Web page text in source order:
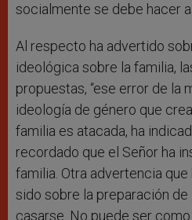
socialmente se debe hacer
Al respecto ha advertido
ideológica sobre la familia,
propuestas, “ese error de la
ideología de género que
familia es atacada, ha
recordado que el Señor ha
familia. Otra advertencia que
sido sobre la preparación de
casarse. No puede ser